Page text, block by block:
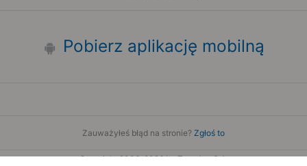
Pobierz aplikację mobilną
Zauważyłeś błąd na stronie? Zgłoś to
Copyright 2006-2026 by Teroplan S.A.